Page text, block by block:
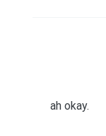
ah okay.